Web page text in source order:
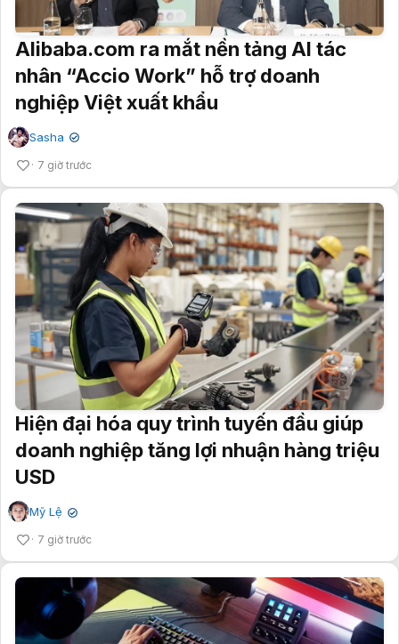
Alibaba.com ra mắt nền tảng AI tác
nhân “Accio Work” hỗ trợ doanh
nghiệp Việt xuất khẩu
Sasha ✔
7 giờ trước
Hiện đại hóa quy trình tuyến đầu giúp
doanh nghiệp tăng lợi nhuận hàng triệu
USD
Mỹ Lệ ✔
7 giờ trước